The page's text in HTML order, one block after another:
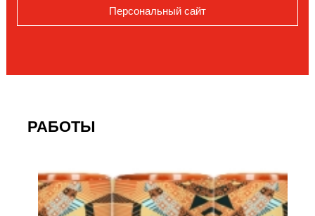
Персональный сайт
РАБОТЫ